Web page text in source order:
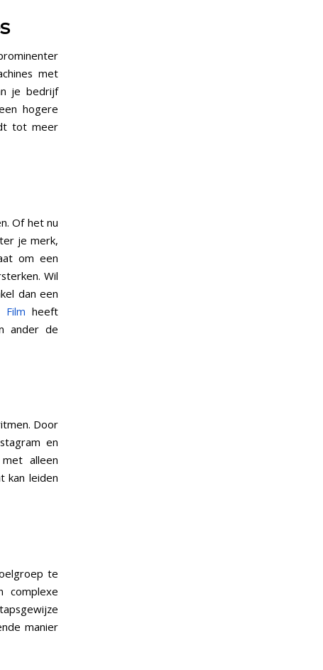
met
je bedrijf
hogere
tot meer
Of het nu
je merk,
om een
Wil
dan een
Film heeft
ander de
Door
en
alleen
kan leiden
te
complexe
manier